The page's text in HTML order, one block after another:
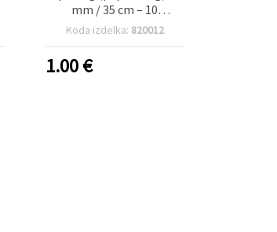
mm / 35 cm – 10
pastelnih barv (mešano)
Koda izdelka: 820012
1.00€